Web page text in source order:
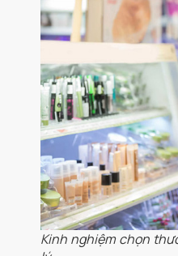
Kinh nghiệm chọn